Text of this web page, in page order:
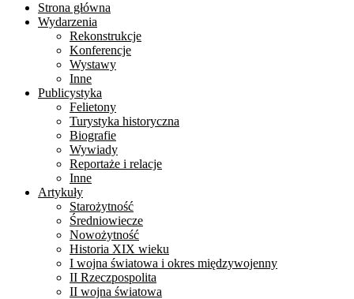
Strona główna
Wydarzenia
Rekonstrukcje
Konferencje
Wystawy
Inne
Publicystyka
Felietony
Turystyka historyczna
Biografie
Wywiady
Reportaże i relacje
Inne
Artykuły
Starożytność
Średniowiecze
Nowożytność
Historia XIX wieku
I wojna światowa i okres międzywojenny
II Rzeczpospolita
II wojna światowa